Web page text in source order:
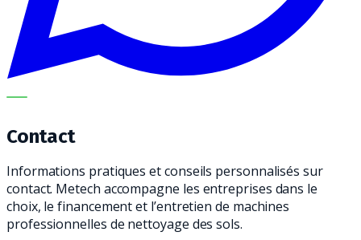
METECH
Contact
Informations pratiques et conseils personnalisés sur
contact. Metech accompagne les entreprises dans le
choix, le financement et l’entretien de machines
professionnelles de nettoyage des sols.